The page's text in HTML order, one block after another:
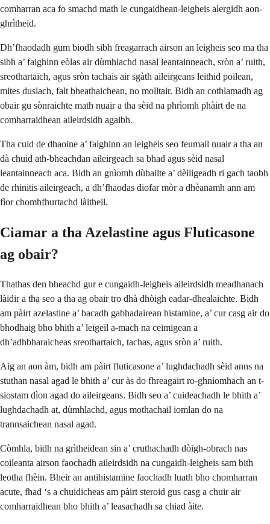
comharran aca fo smachd math le cungaidhean-leigheis alergidh aon-
ghrìtheid.
Dh’fhaodadh gum biodh sibh freagarrach airson an leigheis seo ma tha
sibh a’ faighinn eòlas air dùmhlachd nasal leantainneach, sròn a’ ruith,
sreothartaich, agus sròn tachais air sgàth aileirgeans leithid poilean,
mites duslach, falt bheathaichean, no molltair. Bidh an cothlamadh ag
obair gu sònraichte math nuair a tha sèid na phrìomh phàirt de na
comharraidhean aileirdsidh agaibh.
Tha cuid de dhaoine a’ faighinn an leigheis seo feumail nuair a tha an
dà chuid ath-bheachdan aileirgeach sa bhad agus sèid nasal
leantainneach aca. Bidh an gnìomh dùbailte a’ dèiligeadh ri gach taobh
de rhinitis aileirgeach, a dh’fhaodas diofar mòr a dhèanamh ann am
fìor chomhfhurtachd làitheil.
Ciamar a tha Azelastine agus Fluticasone
ag obair?
Thathas den bheachd gur e cungaidh-leigheis aileirdsidh meadhanach
làidir a tha seo a tha ag obair tro dhà dhòigh eadar-dhealaichte. Bidh
am pàirt azelastine a’ bacadh gabhadairean histamine, a’ cur casg air do
bhodhaig bho bhith a’ leigeil a-mach na ceimigean a
dh’adhbharaicheas sreothartaich, tachas, agus sròn a’ ruith.
Aig an aon àm, bidh am pàirt fluticasone a’ lughdachadh sèid anns na
stuthan nasal agad le bhith a’ cur às do fhreagairt ro-ghnìomhach an t-
siostam dìon agad do aileirgeans. Bidh seo a’ cuideachadh le bhith a’
lughdachadh at, dùmhlachd, agus mothachail iomlan do na
trannsaichean nasal agad.
Còmhla, bidh na grìtheidean sin a’ cruthachadh dòigh-obrach nas
coileanta airson faochadh aileirdsidh na cungaidh-leigheis sam bith
leotha fhèin. Bheir an antihistamine faochadh luath bho chomharran
acute, fhad ‘s a chuidicheas am pàirt steroid gus casg a chuir air
comharraidhean bho bhith a’ leasachadh sa chiad àite.